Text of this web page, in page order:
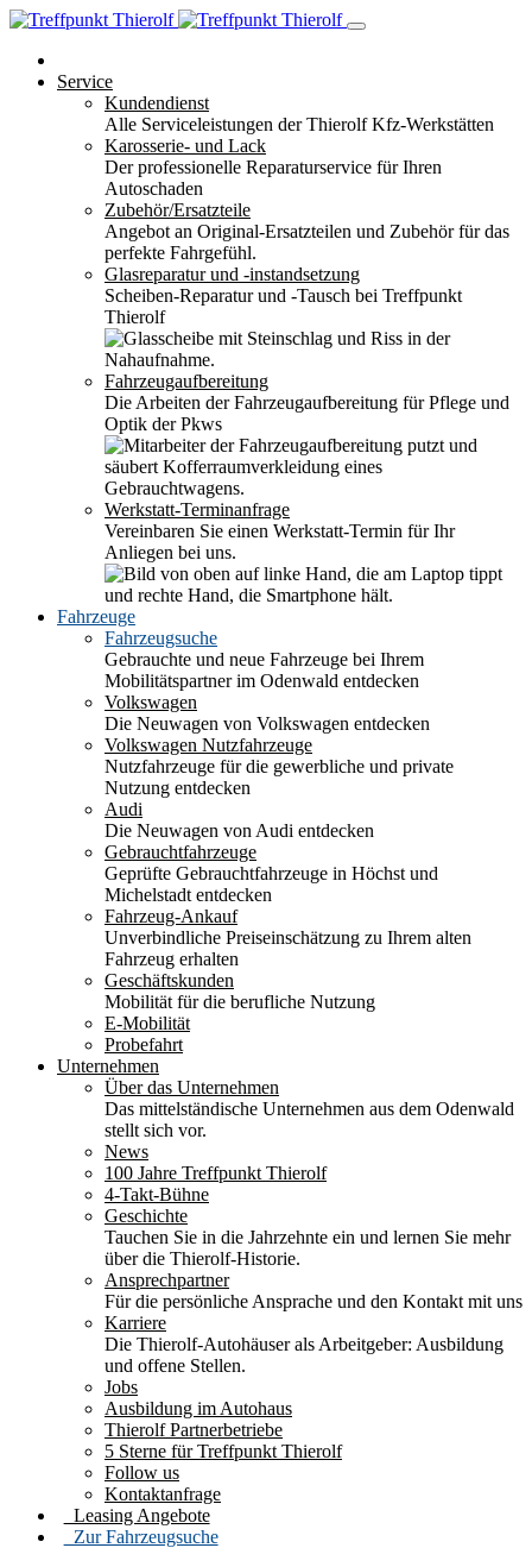
Service
Kundendienst
Alle Serviceleistungen der Thierolf Kfz-Werkstätten
Karosserie- und Lack
Der professionelle Reparaturservice für Ihren
Autoschaden
Zubehör/Ersatzteile
Angebot an Original-Ersatzteilen und Zubehör für das
perfekte Fahrgefühl.
Glasreparatur und -instandsetzung
Scheiben-Reparatur und -Tausch bei Treffpunkt
Thierolf
Fahrzeugaufbereitung
Die Arbeiten der Fahrzeugaufbereitung für Pflege und
Optik der Pkws
Werkstatt-Terminanfrage
Vereinbaren Sie einen Werkstatt-Termin für Ihr
Anliegen bei uns.
Fahrzeuge
Fahrzeugsuche
Gebrauchte und neue Fahrzeuge bei Ihrem
Mobilitätspartner im Odenwald entdecken
Volkswagen
Die Neuwagen von Volkswagen entdecken
Volkswagen Nutzfahrzeuge
Nutzfahrzeuge für die gewerbliche und private
Nutzung entdecken
Audi
Die Neuwagen von Audi entdecken
Gebrauchtfahrzeuge
Geprüfte Gebrauchtfahrzeuge in Höchst und
Michelstadt entdecken
Fahrzeug-Ankauf
Unverbindliche Preiseinschätzung zu Ihrem alten
Fahrzeug erhalten
Geschäftskunden
Mobilität für die berufliche Nutzung
E-Mobilität
Probefahrt
Unternehmen
Über das Unternehmen
Das mittelständische Unternehmen aus dem Odenwald
stellt sich vor.
News
100 Jahre Treffpunkt Thierolf
4-Takt-Bühne
Geschichte
Tauchen Sie in die Jahrzehnte ein und lernen Sie mehr
über die Thierolf-Historie.
Ansprechpartner
Für die persönliche Ansprache und den Kontakt mit uns
Karriere
Die Thierolf-Autohäuser als Arbeitgeber: Ausbildung
und offene Stellen.
Jobs
Ausbildung im Autohaus
Thierolf Partnerbetriebe
5 Sterne für Treffpunkt Thierolf
Follow us
Kontaktanfrage
Leasing Angebote
Zur Fahrzeugsuche